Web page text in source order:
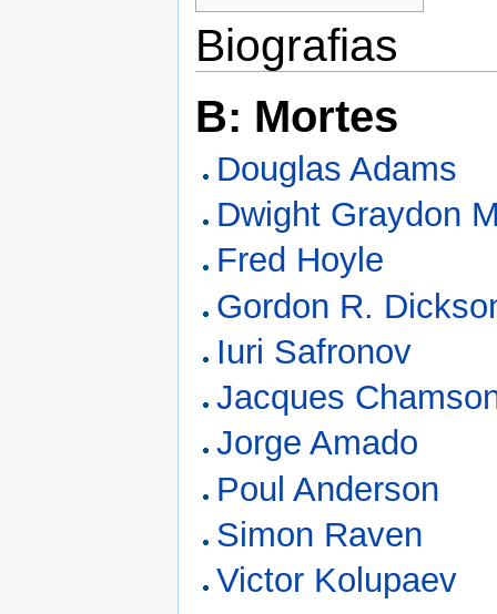
Biografias
B: Mortes
Douglas Adams
Dwight Graydon
Fred Hoyle
Gordon R.
Iuri Safronov
Jacques
Jorge Amado
Poul Anderson
Simon Raven
Victor Kolupaev